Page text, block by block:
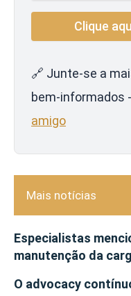
🔗 Junte-se a
bem-informados -
amigo
Mais notícias
Especialistas
manutenção da
O advocacy